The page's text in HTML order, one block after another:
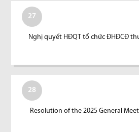
27
Nghị quyết HĐQT tổ chức ĐHĐCĐ
28
Resolution of the 2025 General